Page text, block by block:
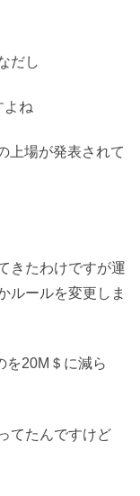
だし
よね
上場が発表されて
きたわけですが運
ルールを変更しま
を20M＄に減ら
てたんですけど